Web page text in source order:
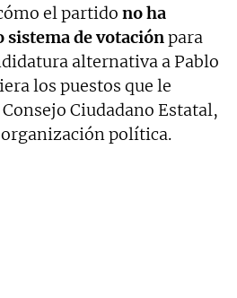
el partido no ha
sistema de votaciónpara
alternativa a Pablo
los puestos que le
Ciudadano Estatal,
política.